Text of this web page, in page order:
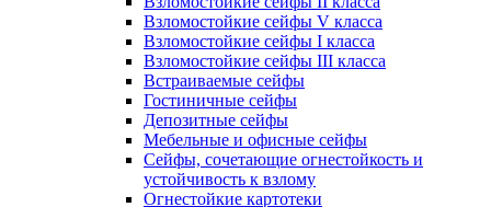
Взломостойкие сейфы V класса
Взломостойкие сейфы I класса
Взломостойкие сейфы III класса
Встраиваемые сейфы
Гостиничные сейфы
Депозитные сейфы
Мебельные и офисные сейфы
Сейфы, сочетающие огнестойкость и
устойчивость к взлому
Огнестойкие картотеки